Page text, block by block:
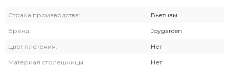
Страна производства: Вьетнам
Бренд: Joygarden
Цвет плетения: Нет
Материал столешницы: Нет